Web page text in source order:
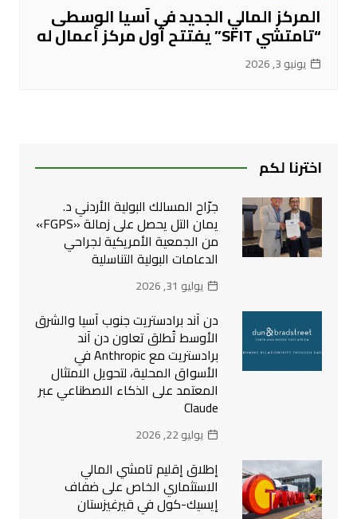
المركز المالي الجديد في آسيا الوسطى
“تامتشي SFIT” يفتتح أول مركز أعمال له
يونيو 3, 2026
اخترنا لكم
جرّاح المسالك البولية الأردني د.
يمان التل يحصل على زمالة «FGPS»
من الجمعية الأمريكية لجراحي
الدعامات البولية التناسلية
يوليو 31, 2026
دن آند برادستريت جنوب آسيا والشرق
الأوسط تُطلق تعاون دن آند
برادستريت مع Anthropic في
الأسواق المحلية، لتحويل الامتثال
المعتمد على الذكاء الاصطناعي عبر
Claude
يوليو 22, 2026
إطلاق إقليم تامشي المالي
الاستثماري الخاص على ضفاف
إيسيك-كول في قيرغيزستان